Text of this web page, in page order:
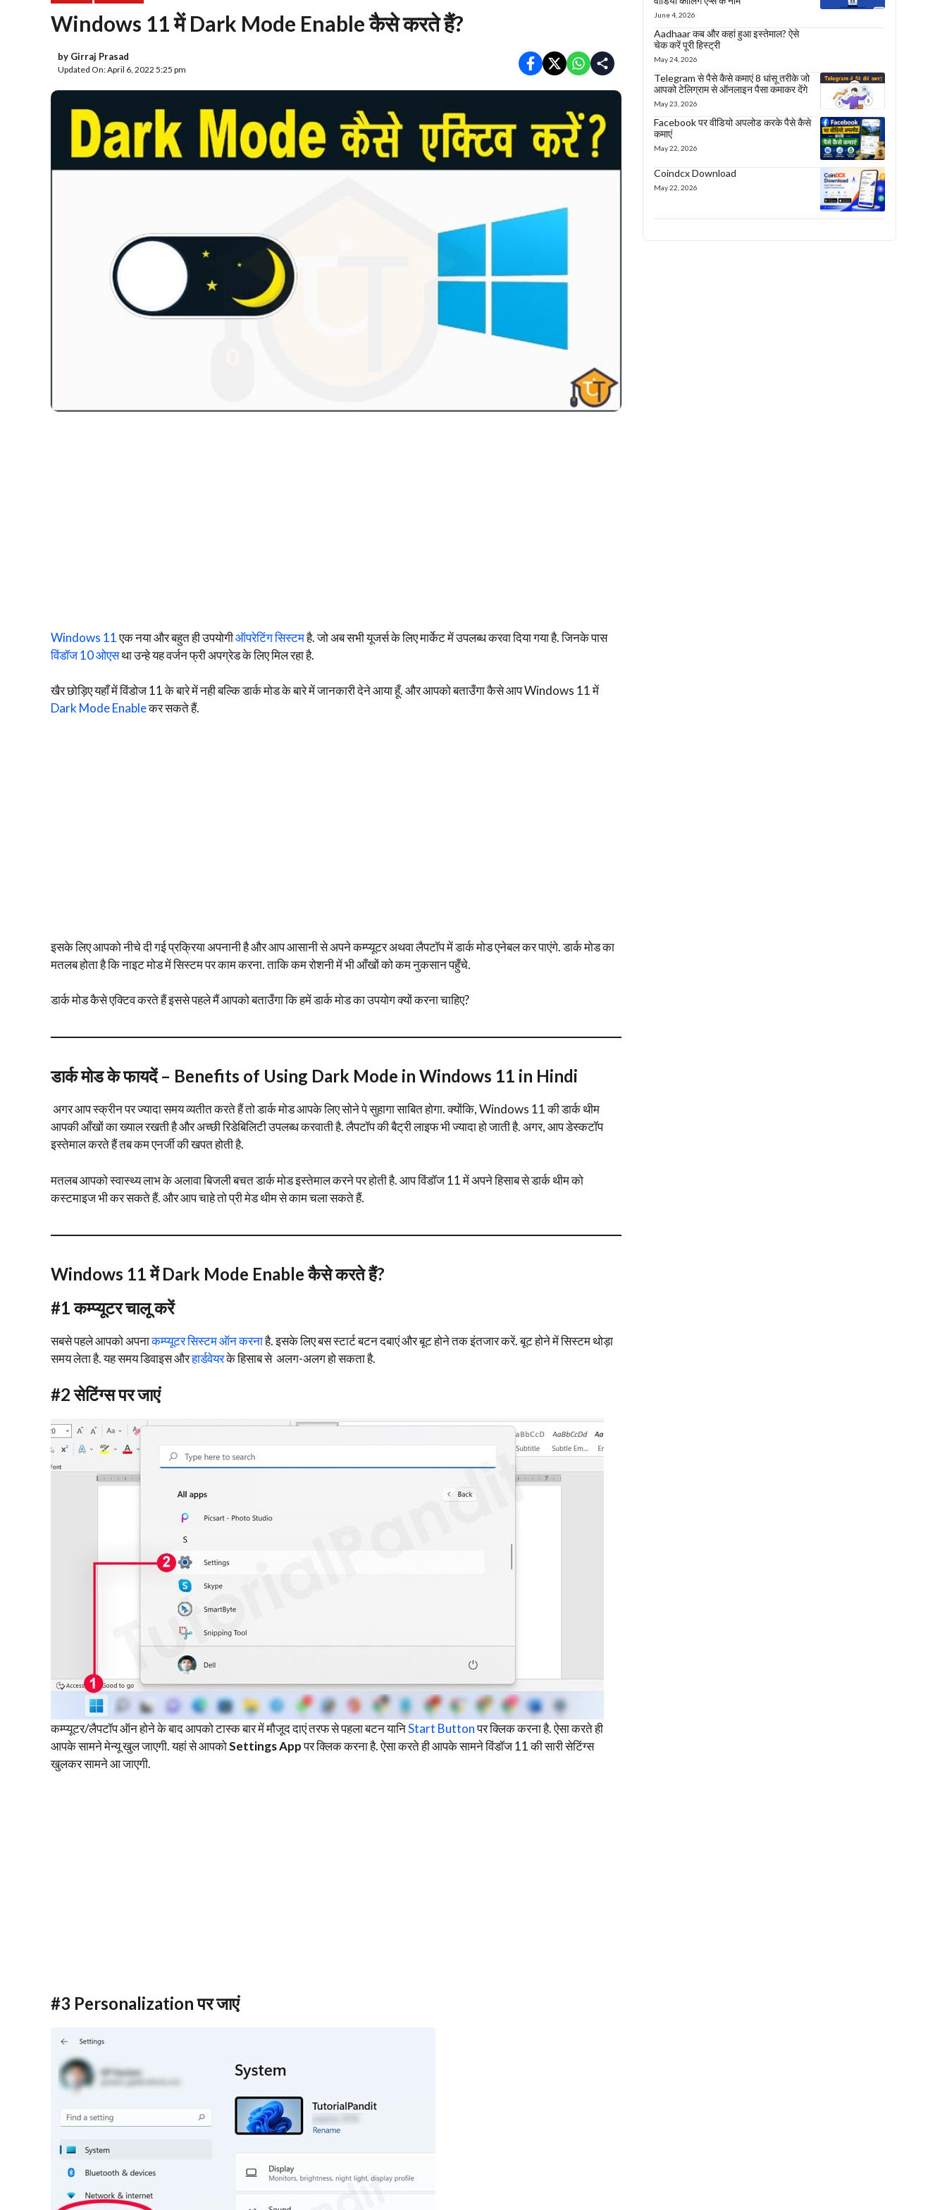
Windows 11 में Dark Mode Enable कैसे करते हैं?
by Girraj Prasad
Updated On: April 6, 2022 5:25 pm
Windows 11एक नया और बहुत ही उपयोगीऑपरेटिंग सिस्टमहै. जो अब सभी यूजर्स के लिए मार्केट में उपलब्ध करवा दिया गया है. जिनके पास
विंडॉज 10 ओएसथा उन्हे यह वर्जन फ्री अपग्रेड के लिए मिल रहा है.
खैर छोड़िए यहाँ में विंडोज 11 के बारे में नही बल्कि डार्क मोड के बारे में जानकारी देने आया हूँ. और आपको बताउँगा कैसे आप Windows 11 में
Dark Mode Enableकर सकते हैं.
इसके लिए आपको नीचे दी गई प्रक्रिया अपनानी है और आप आसानी से अपने कम्प्यूटर अथवा लैपटॉप में डार्क मोड एनेबल कर पाएंगे. डार्क मोड का
मतलब होता है कि नाइट मोड में सिस्टम पर काम करना. ताकि कम रोशनी में भी आँखों को कम नुकसान पहुँचे.
डार्क मोड कैसे एक्टिव करते हैं इससे पहले मैं आपको बताउँगा कि हमें डार्क मोड का उपयोग क्यों करना चाहिए?
डार्क मोड के फायदें – Benefits of Using Dark Mode in Windows 11 in Hindi
अगर आप स्क्रीन पर ज्यादा समय व्यतीत करते हैं तो डार्क मोड आपके लिए सोने पे सुहागा साबित होगा. क्योंकि, Windows 11 की डार्क थीम
आपकी आँखों का ख्याल रखती है और अच्छी रिडेबिलिटी उपलब्ध करवाती है. लैपटॉप की बैट्री लाइफ भी ज्यादा हो जाती है. अगर, आप डेस्कटॉप
इस्तेमाल करते हैं तब कम एनर्जी की खपत होती है.
मतलब आपको स्वास्थ्य लाभ के अलावा बिजली बचत डार्क मोड इस्तेमाल करने पर होती है. आप विंडॉज 11 में अपने हिसाब से डार्क थीम को
कस्टमाइज भी कर सकते हैं. और आप चाहे तो प्री मेड थीम से काम चला सकते हैं.
Windows 11 में Dark Mode Enable कैसे करते हैं?
#1 कम्प्यूटर चालू करें
सबसे पहले आपको अपनाकम्प्यूटर सिस्टम ऑन करनाहै. इसके लिए बस स्टार्ट बटन दबाएं और बूट होने तक इंतजार करें. बूट होने में सिस्टम थोड़ा
समय लेता है. यह समय डिवाइस औरहार्डवेयरके हिसाब से अलग-अलग हो सकता है.
#2 सेटिंग्स पर जाएं
कम्प्यूटर/लैपटॉप ऑन होने के बाद आपको टास्क बार में मौजूद दाएं तरफ से पहला बटन यानिStart Buttonपर क्लिक करना है. ऐसा करते ही
आपके सामने मेन्यू खुल जाएगी. यहां से आपकोSettings Appपर क्लिक करना है. ऐसा करते ही आपके सामने विंडॉज 11 की सारी सेटिंग्स
खुलकर सामने आ जाएगी.
#3 Personalizationपर जाएं
June 4, 2026
Aadhaar कब और कहां हुआ इस्तेमाल? ऐसे
चेक करें पूरी हिस्ट्री
May 24, 2026
Telegram से पैसे कैसे कमाएं 8 धांसू तरीके जो
आपको टेलिग्राम से ऑनलाइन पैसा कमाकर देंगे
May 23, 2026
Facebook पर वीडियो अपलोड करके पैसे कैसे
कमाएं
May 22, 2026
Coindcx Download
May 22, 2026